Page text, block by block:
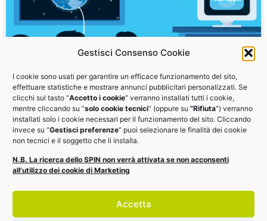
Gestisci Consenso Cookie
I cookie sono usati per garantire un efficace funzionamento del sito,
effettuare statistiche e mostrare annunci pubblicitari personalizzati. Se
clicchi sul tasto “Accetto i cookie” verranno installati tutti i cookie,
mentre cliccando su “solo cookie tecnici” (oppure su “Rifiuta”) verranno
installati solo i cookie necessari per il funzionamento del sito. Cliccando
invece su “Gestisci preferenze” puoi selezionare le finalità dei cookie
non tecnici e il soggetto che li installa.
N.B. La ricerca dello SPIN non verrà attivata se non acconsenti
all'utilizzo dei cookie di Marketing
Accetta
StartuppIn: la guida LinkedIn per il tuo
business
Dalla partnership di EDI con ELIS - OPEN ITALY, il
vademecum per startup, PMI e Professionisti